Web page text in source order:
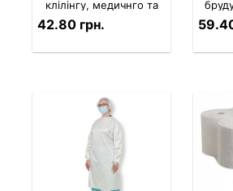
клілінгу, медичнго та
харчового
виробництва (ціна за 1
42.80 грн.